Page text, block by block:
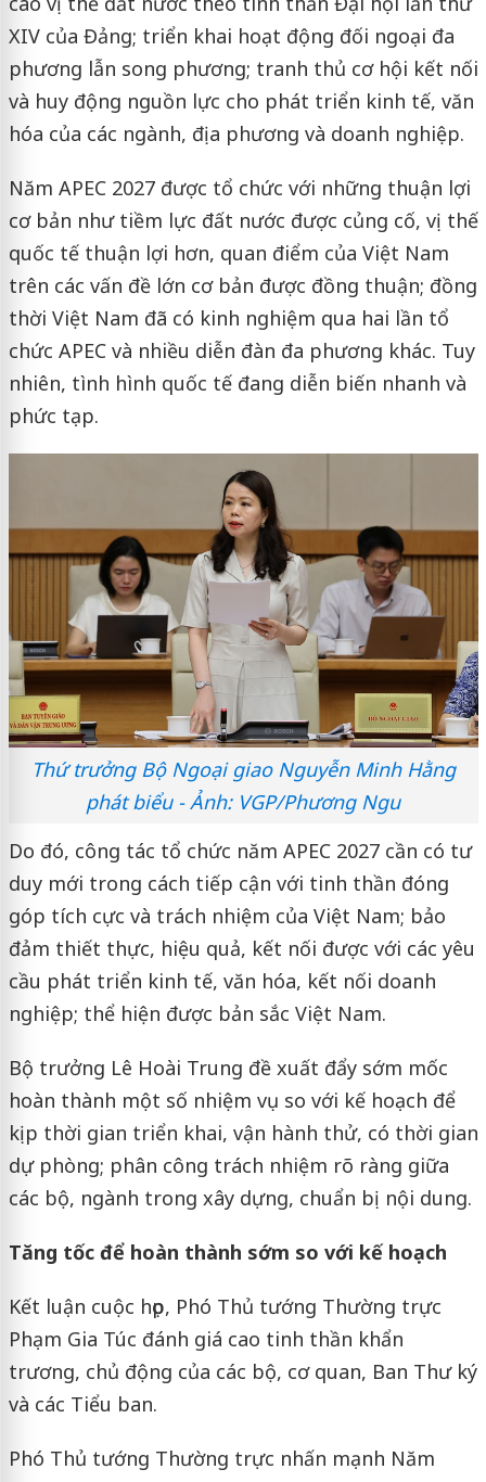
XIV của Đảng; triển khai hoạt động đối ngoại đa
phương lẫn song phương; tranh thủ cơ hội kết nối
và huy động nguồn lực cho phát triển kinh tế, văn
hóa của các ngành, địa phương và doanh nghiệp.
Năm APEC 2027 được tổ chức với những thuận lợi
cơ bản như tiềm lực đất nước được củng cố, vị thế
quốc tế thuận lợi hơn, quan điểm của Việt Nam
trên các vấn đề lớn cơ bản được đồng thuận; đồng
thời Việt Nam đã có kinh nghiệm qua hai lần tổ
chức APEC và nhiều diễn đàn đa phương khác. Tuy
nhiên, tình hình quốc tế đang diễn biến nhanh và
phức tạp.
Thứ trưởng Bộ Ngoại giao Nguyễn Minh Hằng
phát biểu - Ảnh: VGP/Phương Ngu
Do đó, công tác tổ chức năm APEC 2027 cần có tư
duy mới trong cách tiếp cận với tinh thần đóng
góp tích cực và trách nhiệm của Việt Nam; bảo
đảm thiết thực, hiệu quả, kết nối được với các yêu
cầu phát triển kinh tế, văn hóa, kết nối doanh
nghiệp; thể hiện được bản sắc Việt Nam.
Bộ trưởng Lê Hoài Trung đề xuất đẩy sớm mốc
hoàn thành một số nhiệm vụ so với kế hoạch để
kịp thời gian triển khai, vận hành thử, có thời gian
dự phòng; phân công trách nhiệm rõ ràng giữa
các bộ, ngành trong xây dựng, chuẩn bị nội dung.
Tăng tốc để hoàn thành sớm so với kế hoạch
Kết luận cuộc họp, Phó Thủ tướng Thường trực
Phạm Gia Túc đánh giá cao tinh thần khẩn
trương, chủ động của các bộ, cơ quan, Ban Thư ký
và các Tiểu ban.
Phó Thủ tướng Thường trực nhấn mạnh Năm